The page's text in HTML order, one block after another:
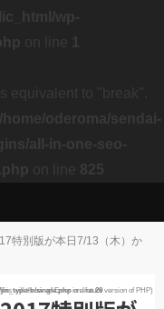
wp-
on line
equivalent to "break".
/home/oderoma/sendai-
all-in-one-seo-
on line 825
特別版が本日7/13（木）か
b/single.phpon line29